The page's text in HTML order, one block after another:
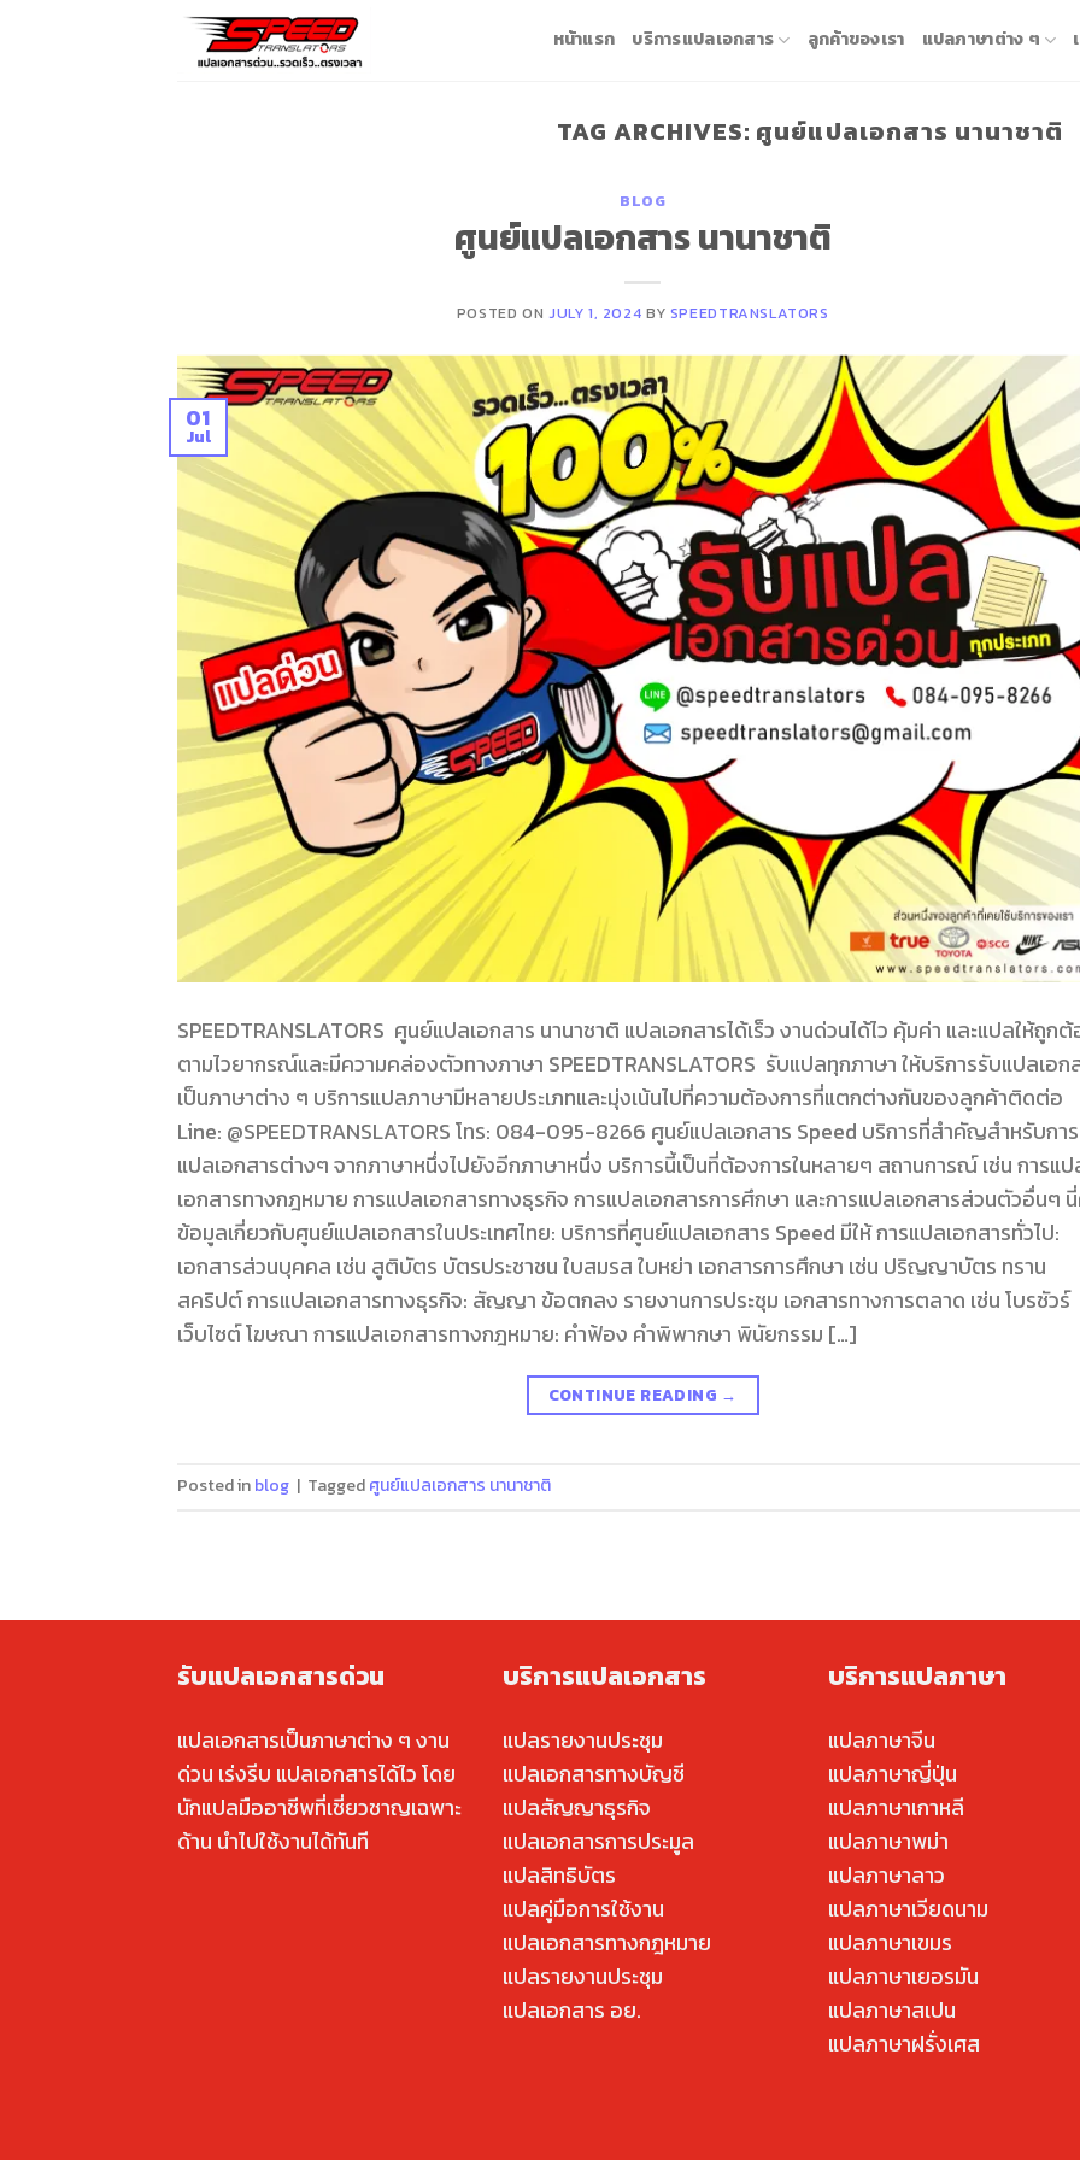
หน้าแรก บริการแปลเอกสาร ลูกค้าของเรา แปลภาษาต่าง ๆ
TAG ARCHIVES: ศูนย์แปลเอกสาร นานาชาติ
BLOG
ศูนย์แปลเอกสาร นานาชาติ
POSTED ON JULY 1, 2024 BY SPEEDTRANSLATORS
01
Jul
SPEEDTRANSLATORS ศูนย์แปลเอกสาร นานาชาติ แปลเอกสารได้เร็ว งานด่วนได้ไว คุ้มค่า และแปลให้ถูก
ตามไวยากรณ์และมีความคล่องตัวทางภาษา SPEEDTRANSLATORS รับแปลทุกภาษา ให้บริการรับแปลเอก
เป็นภาษาต่าง ๆ บริการแปลภาษามีหลายประเภทและมุ่งเน้นไปที่ความต้องการที่แตกต่างกันของลูกค้าติดต่อ
Line: @SPEEDTRANSLATORS โทร: 084-095-8266 ศูนย์แปลเอกสาร Speed บริการที่สำคัญสำหรับการ
แปลเอกสารต่างๆ จากภาษาหนึ่งไปยังอีกภาษาหนึ่ง บริการนี้เป็นที่ต้องการในหลายๆ สถานการณ์ เช่น การแป
เอกสารทางกฎหมาย การแปลเอกสารทางธุรกิจ การแปลเอกสารการศึกษา และการแปลเอกสารส่วนตัวอื่นๆ
ข้อมูลเกี่ยวกับศูนย์แปลเอกสารในประเทศไทย: บริการที่ศูนย์แปลเอกสาร Speed มีให้ การแปลเอกสารทั่วไป:
เอกสารส่วนบุคคล เช่น สูติบัตร บัตรประชาชน ใบสมรส ใบหย่า เอกสารการศึกษา เช่น ปริญญาบัตร ทราน
สคริปต์ การแปลเอกสารทางธุรกิจ: สัญญา ข้อตกลง รายงานการประชุม เอกสารทางการตลาด เช่น โบรชัวร์
เว็บไซต์ โฆษณา การแปลเอกสารทางกฎหมาย: คำฟ้อง คำพิพากษา พินัยกรรม […]
CONTINUE READING →
Posted inblog | Taggedศูนย์แปลเอกสาร นานาชาติ
รับแปลเอกสารด่วน
แปลเอกสารเป็นภาษาต่าง ๆ งาน
ด่วน เร่งรีบ แปลเอกสารได้ไว โดย
นักแปลมืออาชีพที่เชี่ยวชาญเฉพาะ
ด้าน นำไปใช้งานได้ทันที
บริการแปลเอกสาร
แปลรายงานประชุม
แปลเอกสารทางบัญชี
แปลสัญญาธุรกิจ
แปลเอกสารการประมูล
แปลสิทธิบัตร
แปลคู่มือการใช้งาน
แปลเอกสารทางกฎหมาย
แปลรายงานประชุม
แปลเอกสาร อย.
บริการแปลภาษา
แปลภาษาจีน
แปลภาษาญี่ปุ่น
แปลภาษาเกาหลี
แปลภาษาพม่า
แปลภาษาลาว
แปลภาษาเวียดนาม
แปลภาษาเขมร
แปลภาษาเยอรมัน
แปลภาษาสเปน
แปลภาษาฝรั่งเศส